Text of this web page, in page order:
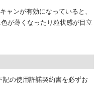
ャンが有効になっていると、
が薄くなったり粒状感が目立
の使用許諾契約書を必ずお